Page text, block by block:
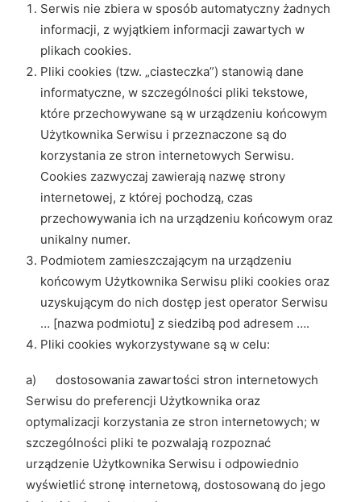
Serwis nie zbiera w sposób automatyczny żadnych
informacji, z wyjątkiem informacji zawartych w
plikach cookies.
Pliki cookies (tzw. „ciasteczka”) stanowią dane
informatyczne, w szczególności pliki tekstowe,
które przechowywane są w urządzeniu końcowym
Użytkownika Serwisu i przeznaczone są do
korzystania ze stron internetowych Serwisu.
Cookies zazwyczaj zawierają nazwę strony
internetowej, z której pochodzą, czas
przechowywania ich na urządzeniu końcowym oraz
unikalny numer.
Podmiotem zamieszczającym na urządzeniu
końcowym Użytkownika Serwisu pliki cookies oraz
uzyskującym do nich dostęp jest operator Serwisu
… [nazwa podmiotu] z siedzibą pod adresem ….
Pliki cookies wykorzystywane są w celu:
a) dostosowania zawartości stron internetowych
Serwisu do preferencji Użytkownika oraz
optymalizacji korzystania ze stron internetowych; w
szczególności pliki te pozwalają rozpoznać
urządzenie Użytkownika Serwisu i odpowiednio
wyświetlić stronę internetową, dostosowaną do jego